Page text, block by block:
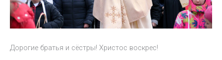
Дорогие братья и сёстры! Христос воскрес!